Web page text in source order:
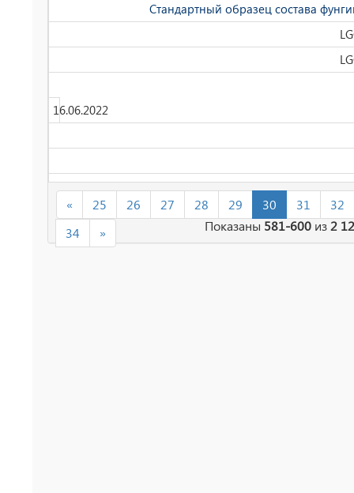
Стандартный образец состава
16.06.2022
« 25 26 27 28 29 30 31
32
34
» Показаны 581-600 из2